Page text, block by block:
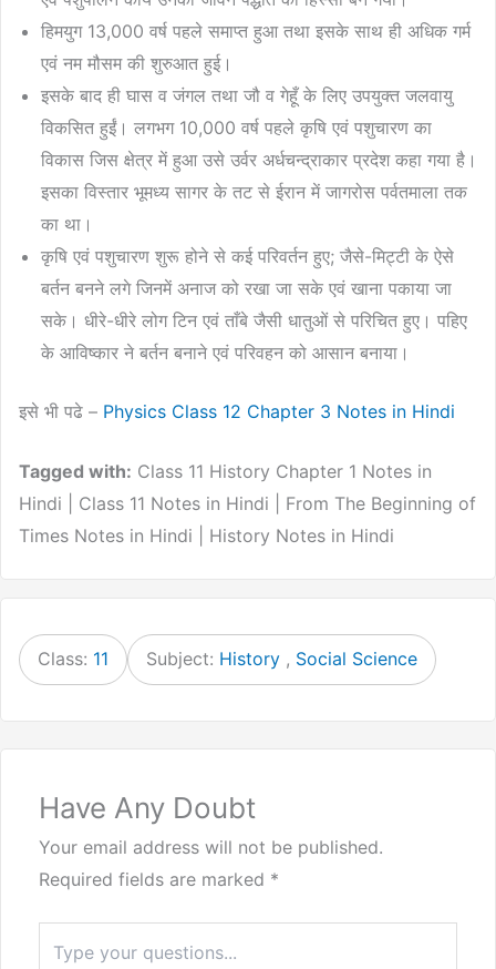
हिमयुग 13,000 वर्ष पहले समाप्त हुआ तथा इसके साथ ही अधिक गर्म
एवं नम मौसम की शुरुआत हुई।
इसके बाद ही घास व जंगल तथा जौ व गेहूँ के लिए उपयुक्त जलवायु
विकसित हुईं। लगभग 10,000 वर्ष पहले कृषि एवं पशुचारण का
विकास जिस क्षेत्र में हुआ उसे उर्वर अर्धचन्द्राकार प्रदेश कहा गया है।
इसका विस्तार भूमध्य सागर के तट से ईरान में जागरोस पर्वतमाला तक
का था।
कृषि एवं पशुचारण शुरू होने से कई परिवर्तन हुए; जैसे-मिट्टी के ऐसे
बर्तन बनने लगे जिनमें अनाज को रखा जा सके एवं खाना पकाया जा
सके। धीरे-धीरे लोग टिन एवं ताँबे जैसी धातुओं से परिचित हुए। पहिए
के आविष्कार ने बर्तन बनाने एवं परिवहन को आसान बनाया।
इसे भी पढे – Physics Class 12 Chapter 3 Notes in Hindi
Tagged with: Class 11 History Chapter 1 Notes in
Hindi | Class 11 Notes in Hindi | From The Beginning of
Times Notes in Hindi | History Notes in Hindi
Class: 11 Subject: History , Social Science
Have Any Doubt
Your email address will not be published.
Required fields are marked *
here..